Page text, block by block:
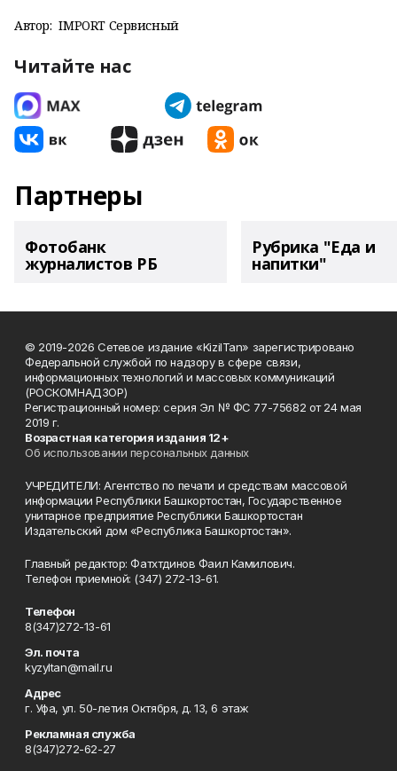
Автор: IMPORT Сервисный
Читайте нас
Партнеры
Фотобанк
журналистов РБ
Рубрика "Еда и
напитки"
© 2019-2026 Сетевое издание «KizilTan» зарегистрировано
Федеральной службой по надзору в сфере связи,
информационных технологий и массовых коммуникаций
(РОСКОМНАДЗОР)
Регистрационный номер: серия Эл № ФС 77-75682 от 24 мая
2019 г.
Возрастная категория издания 12+
Об использовании персональных данных
УЧРЕДИТЕЛИ: Агентство по печати и средствам массовой
информации Республики Башкортостан, Государственное
унитарное предприятие Республики Башкортостан
Издательский дом «Республика Башкортостан».
Главный редактор: Фатхтдинов Фаил Камилович.
Телефон приемной: (347) 272-13-61.
Телефон
8(347)272-13-61
Эл. почта
kyzyltan@mail.ru
Адрес
г. Уфа, ул. 50-летия Октября, д. 13, 6 этаж
Рекламная служба
8(347)272-62-27